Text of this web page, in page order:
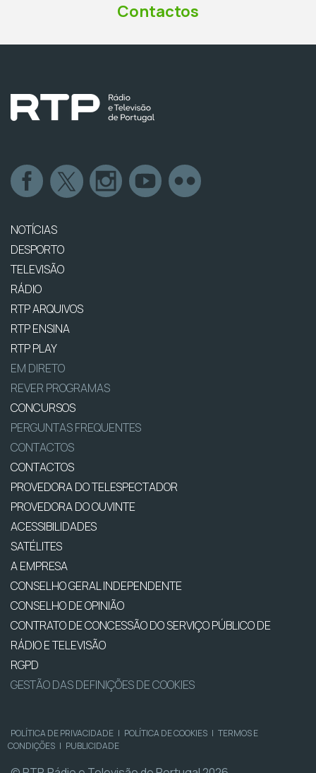
Contactos
NOTÍCIAS
DESPORTO
TELEVISÃO
RÁDIO
RTP ARQUIVOS
RTP ENSINA
RTP PLAY
EM DIRETO
REVER PROGRAMAS
CONCURSOS
PERGUNTAS FREQUENTES
CONTACTOS
CONTACTOS
PROVEDORA DO TELESPECTADOR
PROVEDORA DO OUVINTE
ACESSIBILIDADES
SATÉLITES
A EMPRESA
CONSELHO GERAL INDEPENDENTE
CONSELHO DE OPINIÃO
CONTRATO DE CONCESSÃO DO SERVIÇO PÚBLICO DE
RÁDIO E TELEVISÃO
RGPD
GESTÃO DAS DEFINIÇÕES DE COOKIES
POLÍTICA DE PRIVACIDADE | POLÍTICA DE COOKIES | TERMOS E
CONDIÇÕES | PUBLICIDADE